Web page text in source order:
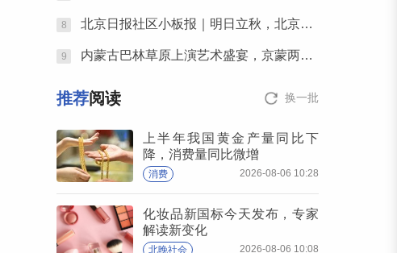
8 北京日报社区小板报｜明日立秋，北京还要热多久？
9 内蒙古巴林草原上演艺术盛宴，京蒙两地艺术家携手为人民歌唱
推荐阅读 换一批
上半年我国黄金产量同比下
降，消费量同比微增
消费 2026-08-06 10:28
化妆品新国标今天发布，专家
解读新变化
北晚社会 2026-08-06 10:08